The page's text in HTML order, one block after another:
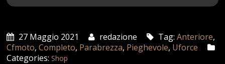
27 Maggio 2021 redazione Tag:Anteriore,
Cfmoto,Completo, Parabrezza, Pieghevole, Uforce
Categories: Shop